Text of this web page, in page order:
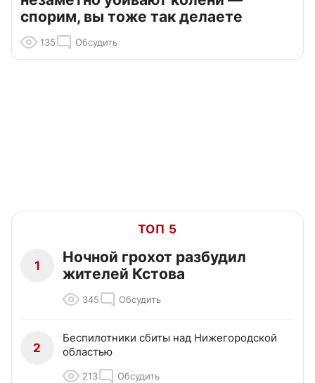
спорим, вы тоже так делаете
135 Обсудить
ТОП 5
1
Ночной грохот разбудил
жителей Кстова
345 Обсудить
2
Беспилотники сбиты над Нижегородской
областью
213 Обсудить